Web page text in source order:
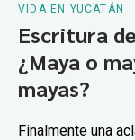
VIDA EN YUCATÁN
Escritura
¿Maya o
mayas?
Finalmente una